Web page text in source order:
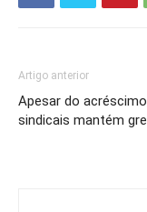
Artigo anterior
Apesar do
sindicais mantém